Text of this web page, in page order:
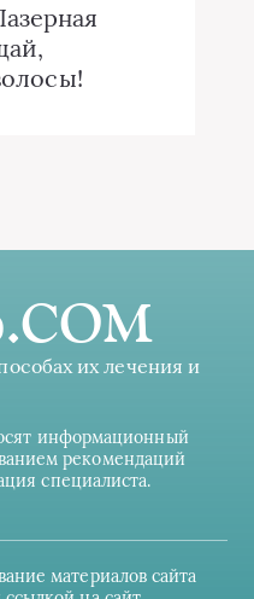
их лечения и
информационный
рекомендаций
специалиста.
материалов сайта